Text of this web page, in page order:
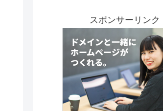
スポンサーリンク